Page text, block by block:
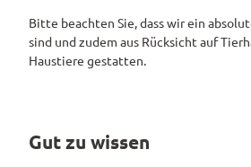
Bitte beachten Sie, dass wir ein
sind und zudem aus Rücksicht auf
Haustiere gestatten.
Gut zu wissen